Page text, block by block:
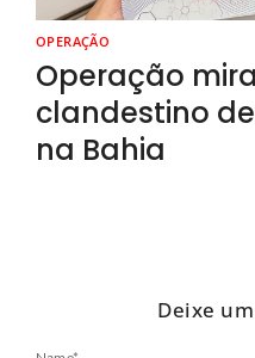
OPERAÇÃO
Operação
clandestino
na Bahia
Deixe